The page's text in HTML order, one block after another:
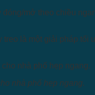
mở theo chiều
là một giải pháp
nhà phố hẹp ngang.